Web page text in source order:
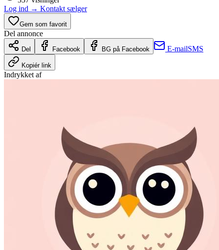
Log ind → Kontakt sælger
Gem som favorit
Del annonce
Del Facebook BG på Facebook E-mailSMS
Kopiér link
Indrykket af